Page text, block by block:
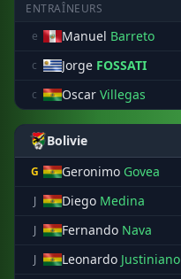
ENTRAÎNEURS
e
Manuel Barreto
c Jorge FOSSATI
c Oscar Villegas
Bolivie
G Geronimo Govea
J Diego Medina
J Fernando Nava
J Leonardo Justiniano